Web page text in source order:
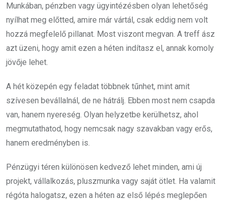
Munkában, pénzben vagy ügyintézésben olyan lehetőség
nyílhat meg előtted, amire már vártál, csak eddig nem volt
hozzá megfelelő pillanat. Most viszont megvan. A treff ász
azt üzeni, hogy amit ezen a héten indítasz el, annak komoly
jövője lehet.
A hét közepén egy feladat többnek tűnhet, mint amit
szívesen bevállalnál, de ne hátrálj. Ebben most nem csapda
van, hanem nyereség. Olyan helyzetbe kerülhetsz, ahol
megmutathatod, hogy nemcsak nagy szavakban vagy erős,
hanem eredményben is.
Pénzügyi téren különösen kedvező lehet minden, ami új
projekt, vállalkozás, pluszmunka vagy saját ötlet. Ha valamit
régóta halogatsz, ezen a héten az első lépés meglepően